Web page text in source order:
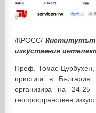
/КРОСС/Институтът
изкуствения
Проф. Томас Цурбухен,
пристига в
организира на 24-
геопространствен